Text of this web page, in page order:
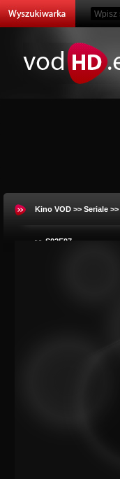
Kino VOD >> Seriale >>
>> S02E07